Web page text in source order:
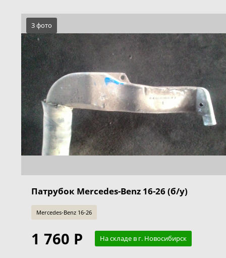
3 фото
Патрубок Mercedes-Benz 16-26 (б/у)
Mercedes-Benz 16-26
1 760 Р На складе в г. Новосибирск